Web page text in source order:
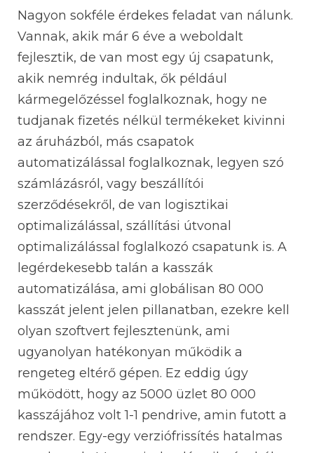
Nagyon sokféle érdekes feladat van nálunk.
Vannak, akik már 6 éve a weboldalt
fejlesztik, de van most egy új csapatunk,
akik nemrég indultak, ők például
kármegelőzéssel foglalkoznak, hogy ne
tudjanak fizetés nélkül termékeket kivinni
az áruházból, más csapatok
automatizálással foglalkoznak, legyen szó
számlázásról, vagy beszállítói
szerződésekről, de van logisztikai
optimalizálással, szállítási útvonal
optimalizálással foglalkozó csapatunk is. A
legérdekesebb talán a kasszák
automatizálása, ami globálisan 80 000
kasszát jelent jelen pillanatban, ezekre kell
olyan szoftvert fejlesztenünk, ami
ugyanolyan hatékonyan működik a
rengeteg eltérő gépen. Ez eddig úgy
működött, hogy az 5000 üzlet 80 000
kasszájához volt 1-1 pendrive, amin futott a
rendszer. Egy-egy verziófrissítés hatalmas